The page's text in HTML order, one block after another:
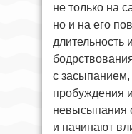
не только на
но и на его
длительность
с
пробуждения
невысыпания
и начинают